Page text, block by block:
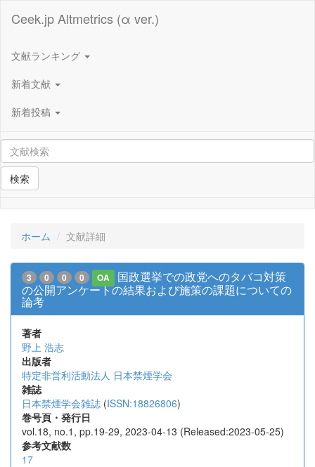
Ceek.jp Altmetrics (α ver.)
文献ランキング
新着文献
新着投稿
検索
ホーム 文献詳細
3 0 0 0 OA
国政選挙での政党へのタバコ対策
の公開アンケートの結果および施策の課題についての
論考
著者
野上 浩志
出版者
特定非営利活動法人 日本禁煙学会
雑誌
日本禁煙学会雑誌 (ISSN:18826806)
巻号頁・発行日
vol.18, no.1, pp.19-29, 2023-04-13 (Released:2023-05-25)
参考文献数
17